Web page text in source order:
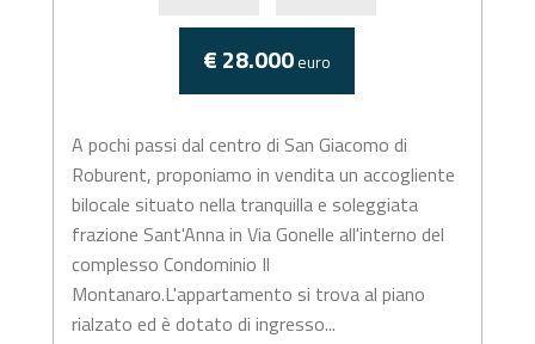
€ 28.000euro
A pochi passi dal centro di San Giacomo di
Roburent, proponiamo in vendita un accogliente
bilocale situato nella tranquilla e soleggiata
frazione Sant'Anna in Via Gonelle all'interno del
complesso Condominio Il
Montanaro.L'appartamento si trova al piano
rialzato ed è dotato di ingresso...